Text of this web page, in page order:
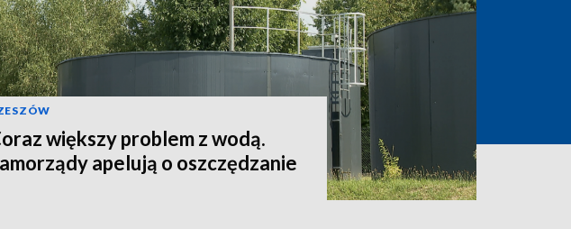
większy problem z wodą.
apelują o oszczędzanie